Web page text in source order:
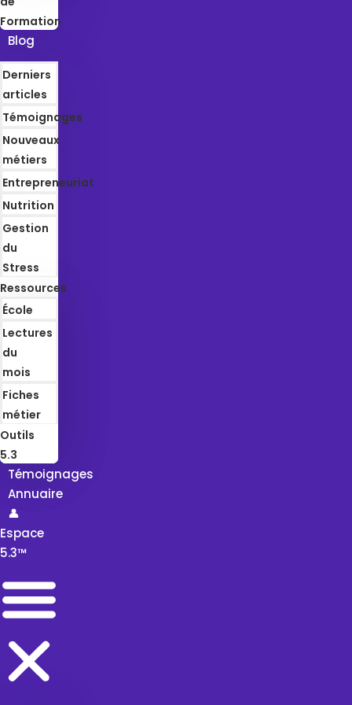
Formation
Blog
Derniers
articles
Témoignages
Nouveaux
métiers
Entrepreneuriat
Nutrition
Gestion
du
Stress
Ressources
École
Lectures
du
mois
Fiches
métier
Outils
5.3
Témoignages
Annuaire
👤
Espace
5.3™